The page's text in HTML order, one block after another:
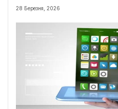
28 Березня, 2026